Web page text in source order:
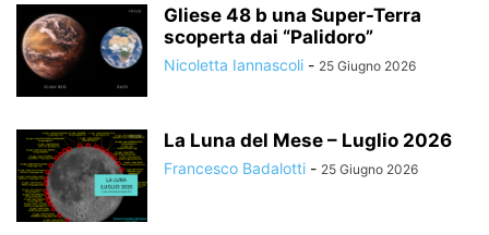
Gliese 48 b una Super-Terra
scoperta dai “Palidoro”
Nicoletta Iannascoli - 25 Giugno 2026
La Luna del Mese – Luglio 2026
Francesco Badalotti - 25 Giugno 2026